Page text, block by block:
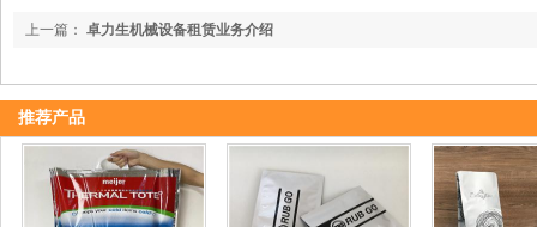
上一篇： 卓力生机械设备租赁业务介绍
推荐产品